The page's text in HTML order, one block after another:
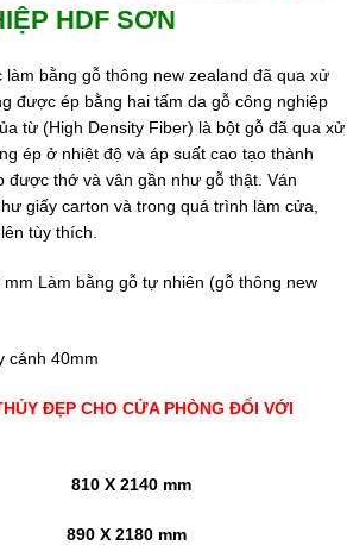
HDF SƠN
bằng gỗ thông new zealand đã qua xử
được ép bằng hai tấm da gỗ công nghiệp
từ (High Density Fiber) là bột gỗ đã qua xử
ép ở nhiệt độ và áp suất cao tạo thành
được thớ và vân gần như gỗ thật. Ván
giấy carton và trong quá trình làm cửa,
tùy thích.
mm Làm bằng gỗ tự nhiên (gỗ thông new
cánh 40mm
ĐẸP CHO CỬA PHÒNG ĐỐI VỚI
X 2140 mm
X 2180 mm